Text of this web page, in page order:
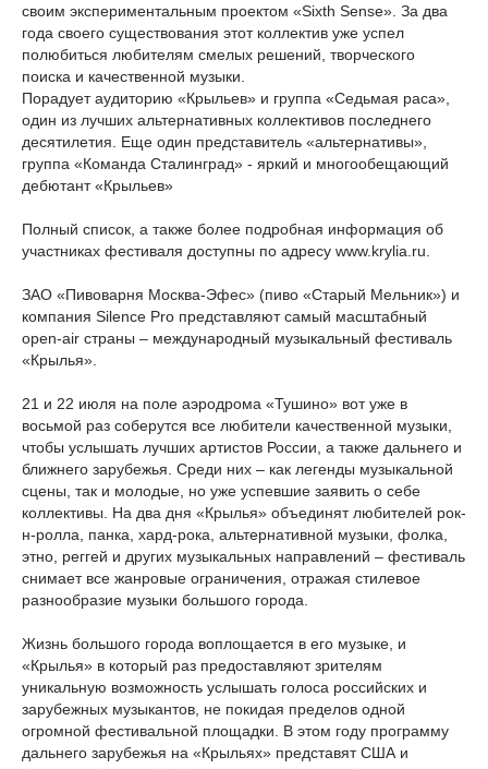
своим экспериментальным проектом «Sixth Sense». За два
года своего существования этот коллектив уже успел
полюбиться любителям смелых решений, творческого
поиска и качественной музыки.
Порадует аудиторию «Крыльев» и группа «Седьмая раса»,
один из лучших альтернативных коллективов последнего
десятилетия. Еще один представитель «альтернативы»,
группа «Команда Сталинград» - яркий и многообещающий
дебютант «Крыльев»
Полный список, а также более подробная информация об
участниках фестиваля доступны по адресу www.krylia.ru.
ЗАО «Пивоварня Москва-Эфес» (пиво «Старый Мельник») и
компания Silence Pro представляют самый масштабный
open-air страны – международный музыкальный фестиваль
«Крылья».
21 и 22 июля на поле аэродрома «Тушино» вот уже в
восьмой раз соберутся все любители качественной музыки,
чтобы услышать лучших артистов России, а также дальнего и
ближнего зарубежья. Среди них – как легенды музыкальной
сцены, так и молодые, но уже успевшие заявить о себе
коллективы. На два дня «Крылья» объединят любителей рок-
н-ролла, панка, хард-рока, альтернативной музыки, фолка,
этно, реггей и других музыкальных направлений – фестиваль
снимает все жанровые ограничения, отражая стилевое
разнообразие музыки большого города.
Жизнь большого города воплощается в его музыке, и
«Крылья» в который раз предоставляют зрителям
уникальную возможность услышать голоса российских и
зарубежных музыкантов, не покидая пределов одной
огромной фестивальной площадки. В этом году программу
дальнего зарубежья на «Крыльях» представят США и